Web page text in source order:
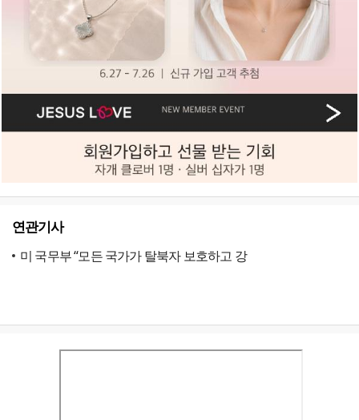
연관기사
미 국무부 “모든 국가가 탈북자 보호하고 강